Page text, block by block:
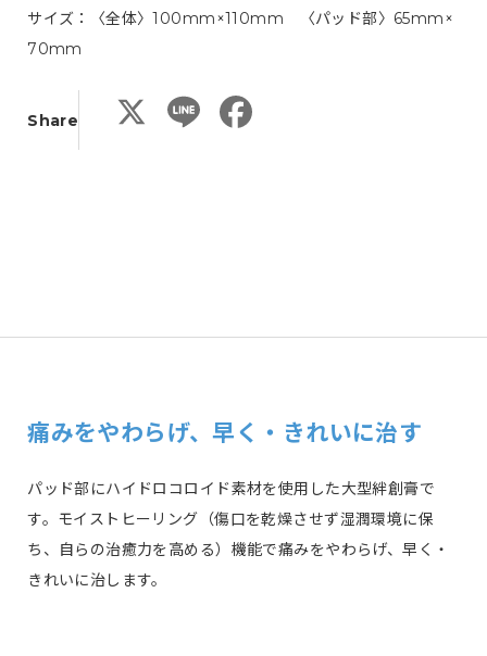
サイズ：〈全体〉100mm×110mm 〈パッド部〉65mm×
70mm
Share
痛みをやわらげ、早く・きれいに治す
パッド部にハイドロコロイド素材を使用した大型絆創膏で
す。モイストヒーリング（傷口を乾燥させず湿潤環境に保
ち、自らの治癒力を高める）機能で痛みをやわらげ、早く・
きれいに治します。